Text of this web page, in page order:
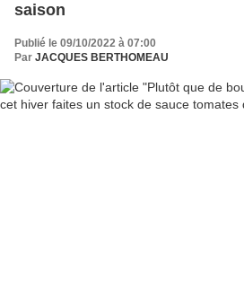
saison
Publié le 09/10/2022 à 07:00
Par JACQUES BERTHOMEAU